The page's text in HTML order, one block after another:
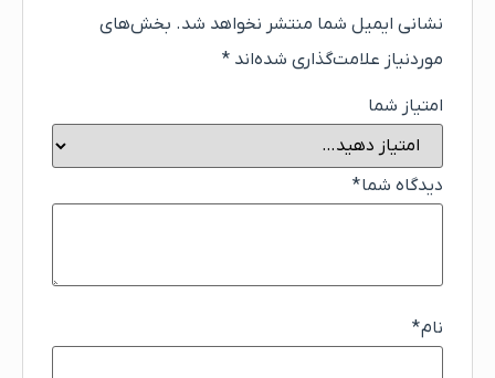
نشانی ایمیل شما منتشر نخواهد شد. بخش‌های
موردنیاز علامت‌گذاری شده‌اند *
امتیاز شما
دیدگاه شما*
نام*